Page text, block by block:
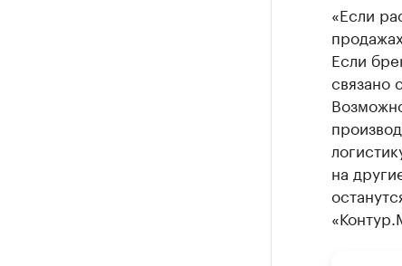
«Если
Если
связано
на